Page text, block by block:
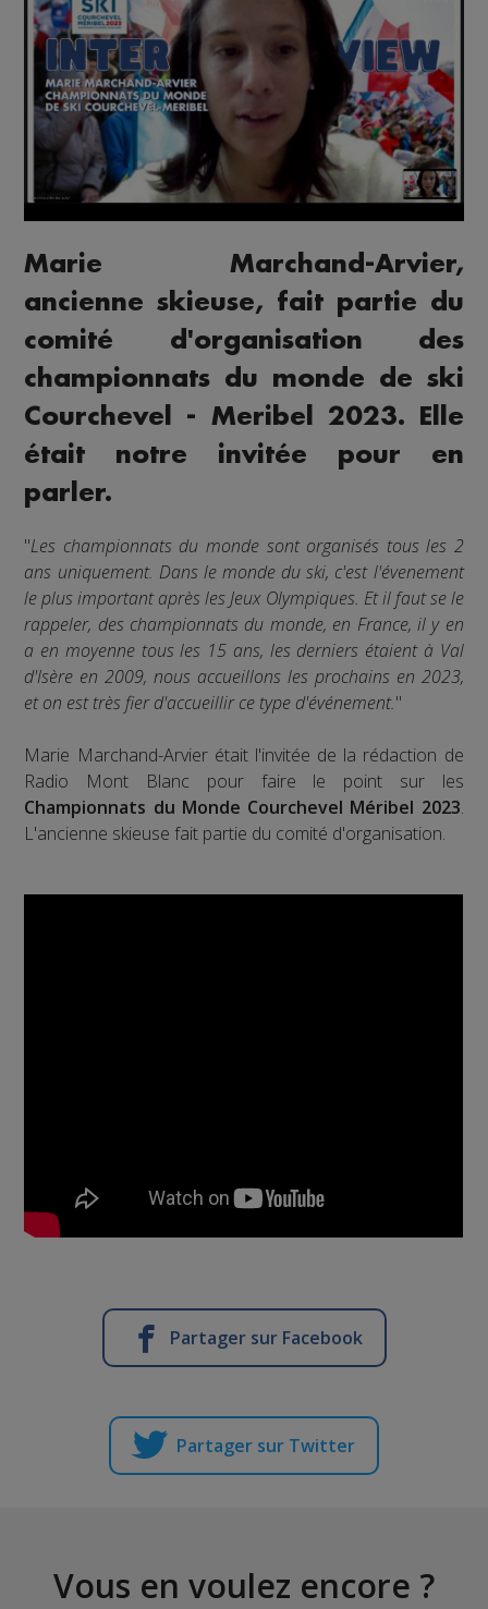
Marie Marchand-Arvier,
ancienne skieuse, fait partie du
comité d'organisation des
championnats du monde de ski
Courchevel - Meribel 2023. Elle
était notre invitée pour en
parler.
"Les championnats du monde sont organisés tous les 2
ans uniquement. Dans le monde du ski, c'est l'évenement
le plus important après les Jeux Olympiques. Et il faut se le
rappeler, des championnats du monde, en France, il y en
a en moyenne tous les 15 ans, les derniers étaient à Val
d'Isère en 2009, nous accueillons les prochains en 2023,
et on est très fier d'accueillir ce type d'événement."
Marie Marchand-Arvier était l'invitée de la rédaction de
Radio Mont Blanc pour faire le point sur les
Championnats du Monde Courchevel Méribel 2023.
L'ancienne skieuse fait partie du comité d'organisation.
Partager sur Facebook
Partager sur Twitter
Vous en voulez encore ?